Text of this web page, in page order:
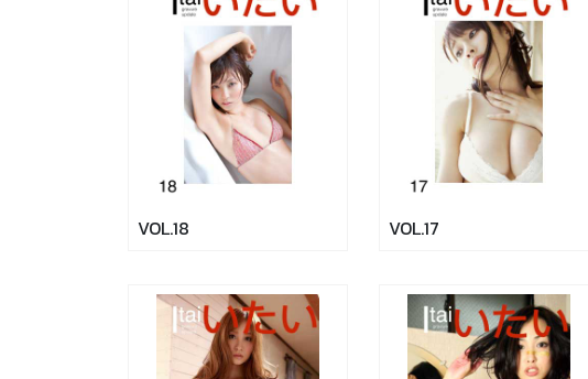
VOL.18 VOL.17